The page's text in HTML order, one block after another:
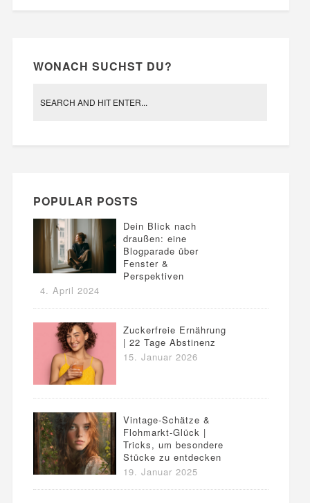
WONACH SUCHST DU?
POPULAR POSTS
Dein Blick nach
draußen: eine
Blogparade über
Fenster &
Perspektiven
4. April 2024
Zuckerfreie Ernährung
| 22 Tage Abstinenz
15. Januar 2026
Vintage-Schätze &
Flohmarkt-Glück |
Tricks, um besondere
Stücke zu entdecken
19. Januar 2025